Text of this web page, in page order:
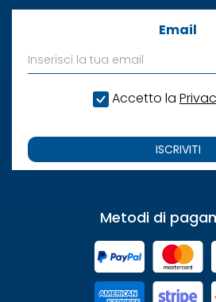
Email
Accetto la
ISCRIVITI
Metodi di